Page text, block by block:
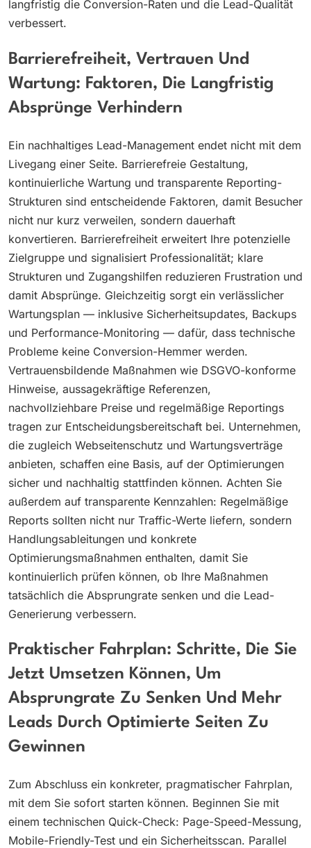
langfristig die Conversion-Raten und die Lead-Qualität
verbessert.
Barrierefreiheit, Vertrauen Und
Wartung: Faktoren, Die Langfristig
Absprünge Verhindern
Ein nachhaltiges Lead-Management endet nicht mit dem
Livegang einer Seite. Barrierefreie Gestaltung,
kontinuierliche Wartung und transparente Reporting-
Strukturen sind entscheidende Faktoren, damit Besucher
nicht nur kurz verweilen, sondern dauerhaft
konvertieren. Barrierefreiheit erweitert Ihre potenzielle
Zielgruppe und signalisiert Professionalität; klare
Strukturen und Zugangshilfen reduzieren Frustration und
damit Absprünge. Gleichzeitig sorgt ein verlässlicher
Wartungsplan — inklusive Sicherheitsupdates, Backups
und Performance-Monitoring — dafür, dass technische
Probleme keine Conversion-Hemmer werden.
Vertrauensbildende Maßnahmen wie DSGVO-konforme
Hinweise, aussagekräftige Referenzen,
nachvollziehbare Preise und regelmäßige Reportings
tragen zur Entscheidungsbereitschaft bei. Unternehmen,
die zugleich Webseitenschutz und Wartungsverträge
anbieten, schaffen eine Basis, auf der Optimierungen
sicher und nachhaltig stattfinden können. Achten Sie
außerdem auf transparente Kennzahlen: Regelmäßige
Reports sollten nicht nur Traffic-Werte liefern, sondern
Handlungsableitungen und konkrete
Optimierungsmaßnahmen enthalten, damit Sie
kontinuierlich prüfen können, ob Ihre Maßnahmen
tatsächlich die Absprungrate senken und die Lead-
Generierung verbessern.
Praktischer Fahrplan: Schritte, Die Sie
Jetzt Umsetzen Können, Um
Absprungrate Zu Senken Und Mehr
Leads Durch Optimierte Seiten Zu
Gewinnen
Zum Abschluss ein konkreter, pragmatischer Fahrplan,
mit dem Sie sofort starten können. Beginnen Sie mit
einem technischen Quick-Check: Page-Speed-Messung,
Mobile-Friendly-Test und ein Sicherheitsscan. Parallel